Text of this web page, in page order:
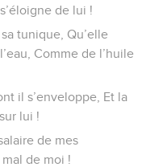
de lui !
tunique, Qu’elle
Comme de l’huile
il s’enveloppe, Et la
lui !
de mes
de moi !